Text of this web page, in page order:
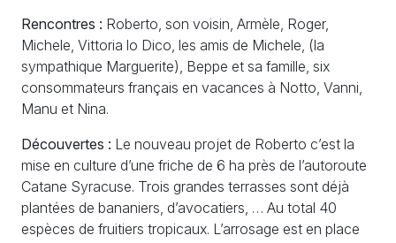
Rencontres : Roberto, son voisin, Armèle, Roger,
Michele, Vittoria lo Dico, les amis de Michele, (la
sympathique Marguerite), Beppe et sa famille, six
consommateurs français en vacances à Notto, Vanni,
Manu et Nina.
Découvertes : Le nouveau projet de Roberto c’est la
mise en culture d’une friche de 6 ha près de l’autoroute
Catane Syracuse. Trois grandes terrasses sont déjà
plantées de bananiers, d’avocatiers, … Au total 40
espèces de fruitiers tropicaux. L’arrosage est en place